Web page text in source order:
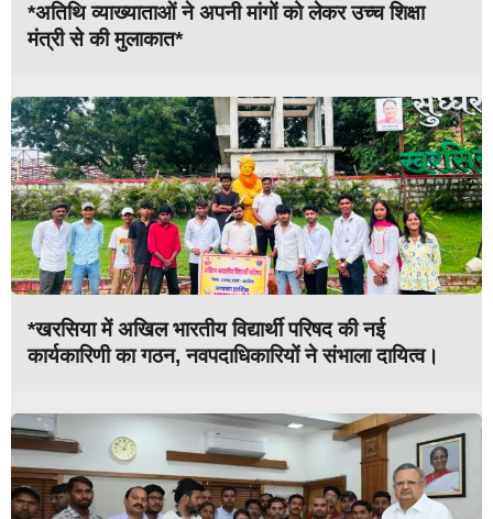
*अतिथि व्याख्याताओं ने अपनी मांगों को लेकर उच्च शिक्षा
मंत्री से की मुलाकात*
*खरसिया में अखिल भारतीय विद्यार्थी परिषद की नई
कार्यकारिणी का गठन, नवपदाधिकारियों ने संभाला दायित्व।